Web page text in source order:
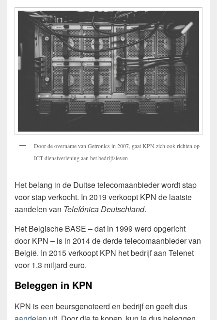
Door de overname van Getronics in 2007, gaat KPN zich ook richten op
ICT-dienstverlening aan het bedrijfsleven
Het belang in de Duitse telecomaanbieder wordt stap
voor stap verkocht. In 2019 verkoopt KPN de laatste
aandelen van Telefónica Deutschland.
Het Belgische BASE – dat in 1999 werd opgericht
door KPN – is in 2014 de derde telecomaanbieder van
België. In 2015 verkoopt KPN het bedrijf aan Telenet
voor 1,3 miljard euro.
Beleggen in KPN
KPN is een beursgenoteerd en bedrijf en geeft dus